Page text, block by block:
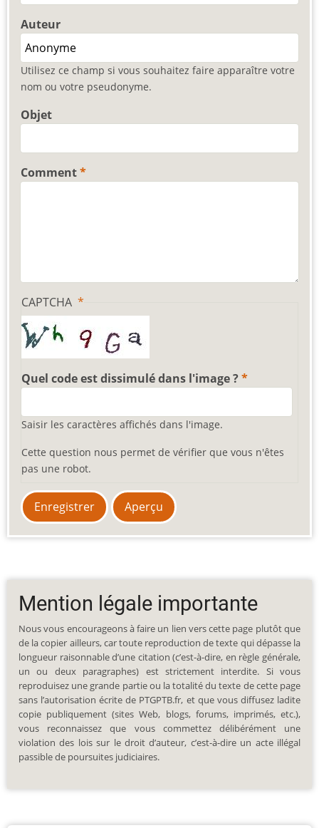
Auteur
Utilisez ce champ si vous souhaitez faire apparaître votre
nom ou votre pseudonyme.
Objet
Comment
CAPTCHA
Quel code est dissimulé dans l'image ?
Saisir les caractères affichés dans l'image.
Cette question nous permet de vérifier que vous n'êtes
pas une robot.
Mention légale importante
Nous vous encourageons à faire un lien vers cette page plutôt que
de la copier ailleurs, car toute reproduction de texte qui dépasse la
longueur raisonnable d’une citation (c’est-à-dire, en règle générale,
un ou deux paragraphes) est strictement interdite. Si vous
reproduisez une grande partie ou la totalité du texte de cette page
sans l’autorisation écrite de PTGPTB.fr, et que vous diffusez ladite
copie publiquement (sites Web, blogs, forums, imprimés, etc.),
vous reconnaissez que vous commettez délibérément une
violation des lois sur le droit d’auteur, c’est-à-dire un acte illégal
passible de poursuites judiciaires.